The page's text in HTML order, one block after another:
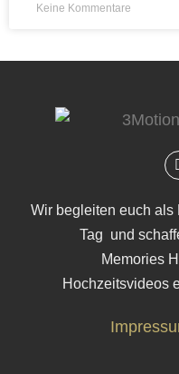
Keine Kommentare
Wir begleiten euch als
Tag und
Memories
Hochzeitsvideos